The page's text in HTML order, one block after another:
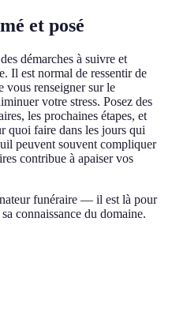
et posé
démarches à suivre et
Il est normal de ressentir de
vous renseigner sur le
votre stress. Posez des
les prochaines étapes, et
quoi faire dans les jours qui
peuvent souvent compliquer
contribue à apaiser vos
funéraire — il est là pour
connaissance du domaine.